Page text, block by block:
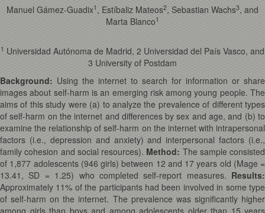
Manuel Gámez-Guadix1 , Estíbaliz Mateos2, Sebastian Wachs3, and
Marta Blanco1
1 Universidad Autónoma de Madrid, 2 Universidad del País Vasco, and
3 University of Postdam
Background: Using the internet to search for information or share
images about self-harm is an emerging risk among young people. The
aims of this study were (a) to analyze the prevalence of different types
of self-harm on the internet and differences by sex and age, and (b) to
examine the relationship of self-harm on the internet with intrapersonal
factors (i.e., depression and anxiety) and interpersonal factors (i.e.,
family cohesion and social resources).Method: The sample consisted
of 1,877 adolescents (946 girls) between 12 and 17 years old (Mage =
13.41, SD = 1.25) who completed self-report measures. Results:
Approximately 11% of the participants had been involved in some type
of self-harm on the internet. The prevalence was significantly higher
among girls than boys and among adolescents older than 15 years